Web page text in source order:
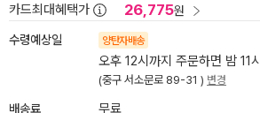
카드최대혜택가 26,775원
수령예상일 양탄자배송
오후 12시까지 주문하면 밤 11시
(중구 서소문로 89-31 ) 변경
배송료 무료